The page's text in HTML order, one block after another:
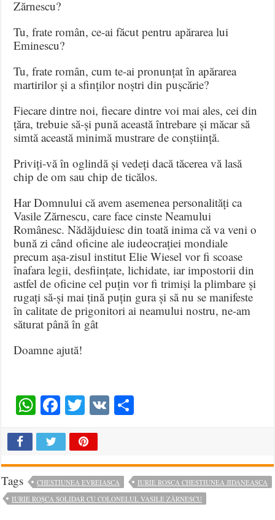
Zărnescu?
Tu, frate român, ce-ai făcut pentru apărarea lui
Eminescu?
Tu, frate român, cum te-ai pronunțat în apărarea
martirilor și a sfinților noștri din pușcărie?
Fiecare dintre noi, fiecare dintre voi mai ales, cei din
țăra, trebuie să-și pună această întrebare și măcar să
simtă această minimă mustrare de conștiință.
Priviți-vă în oglindă și vedeți dacă tăcerea vă lasă
chip de om sau chip de ticălos.
Har Domnului că avem asemenea personalități ca
Vasile Zărnescu, care face cinste Neamului
Românesc. Nădăjduiesc din toată inima că va veni o
bună zi când oficine ale iudeocrației mondiale
precum așa-zisul institut Elie Wiesel vor fi scoase
înafara legii, desființate, lichidate, iar impostorii din
astfel de oficine cel puțin vor fi trimiși la plimbare și
rugați să-și mai țină puțin gura și să nu se manifeste
în calitate de prigonitori ai neamului nostru, ne-am
săturat până în gât
Doamne ajută!
WhatsApp
Facebook
Twitter
VK
Tags CHESTIUNEA EVREIASCA
IURIE ROSCA CHESTIUNEA JIDANEASCA
IURIE ROȘCA SOLIDAR CU COLONELUL VASILE ZĂRNESCU